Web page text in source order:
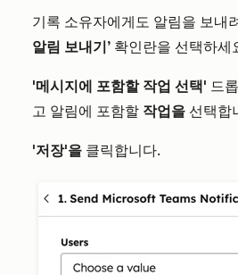
기록 소유자에게도 알림을 보내
알림 보내기’ 확인란을 선택하세
'메시지에 포함할 작업 선택' 드
고 알림에 포함할 작업을 선택합
'저장'을 클릭합니다.